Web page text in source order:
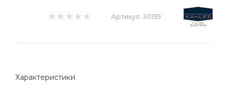
Артикул: 30159
Характеристики